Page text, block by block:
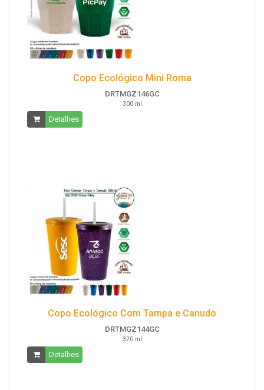
Copo Ecológico Mini Roma
DRTMGZ146GC
300 ml
Detalhes
Copo Ecológico Com Tampa e Canudo
DRTMGZ144GC
320 ml
Detalhes